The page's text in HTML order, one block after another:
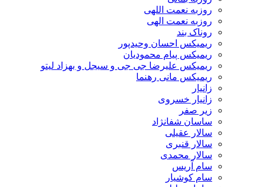
روزبه نعمت اللهی
روزبه نعمت الهی
روناک بند
ریمیکس احسان وحیدپور
ریمیکس پیام محمودیان
ریمیکس علیرضا جی جی و سیجل و بهزاد لیتو
ریمیکس مانی رهنما
زانیار
زانیار خسروی
زیر صفر
ساسان شفانژاد
سالار عقیلی
سالار قنبری
سالار محمدی
سام آریس
سام کوشیار